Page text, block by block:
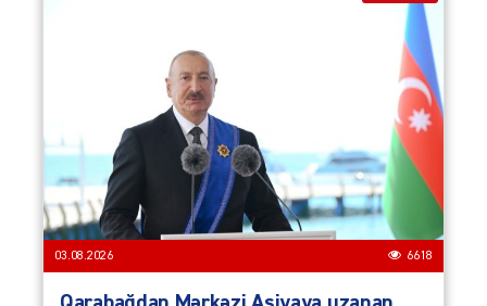
03.08.2026 6618